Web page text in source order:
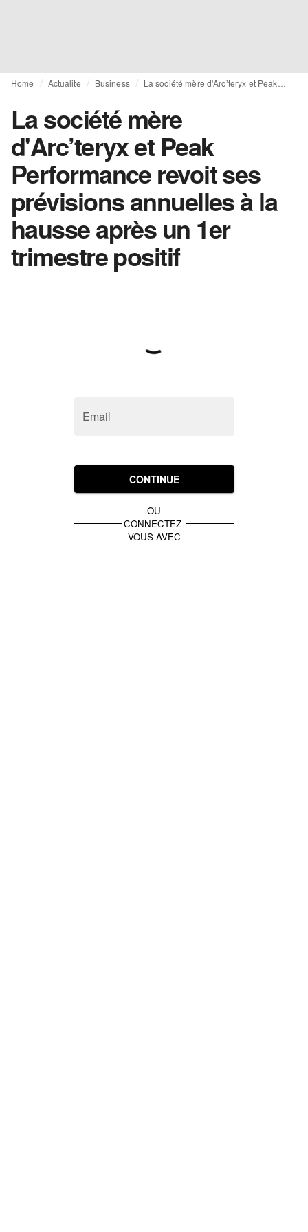
Home Actualite Business
La société mère
d'Arc’teryx et Peak
Performance revoit ses
prévisions annuelles à la
hausse après un 1er
trimestre positif
Email
CONTINUE
OU
CONNECTEZ-
VOUS AVEC